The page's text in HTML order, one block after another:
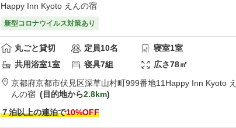
Happy Inn Kyoto えんの宿
新型コロナウイルス対策あり
丸ごと貸切 定員10名 寝室1室
共用浴室1室 寝具7組 広さ78㎡
京都府京都市伏見区深草山村町999番地11 Happy Inn Kyoto え
んの宿
目的地から2.8km
７泊以上の連泊で10%OFF